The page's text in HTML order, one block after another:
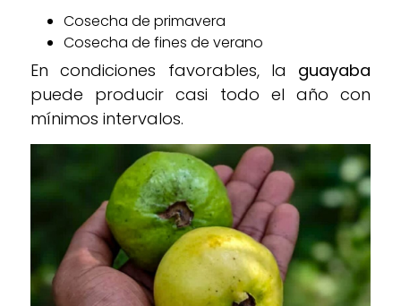
Cosecha de primavera
Cosecha de fines de verano
En condiciones favorables, la guayaba
puede producir casi todo el año con
mínimos intervalos.